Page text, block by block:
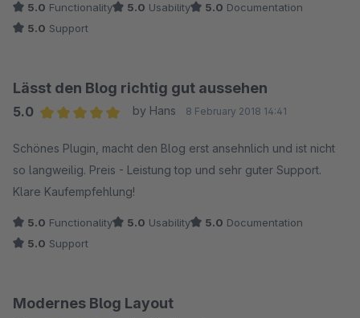
5.0 Functionality 5.0 Usability 5.0 Documentation
5.0 Support
Lässt den Blog richtig gut aussehen
5.0
by Hans 8 February 2018 14:41
Schönes Plugin, macht den Blog erst ansehnlich und ist nicht
so langweilig. Preis - Leistung top und sehr guter Support.
Klare Kaufempfehlung!
5.0 Functionality 5.0 Usability 5.0 Documentation
5.0 Support
Modernes Blog Layout